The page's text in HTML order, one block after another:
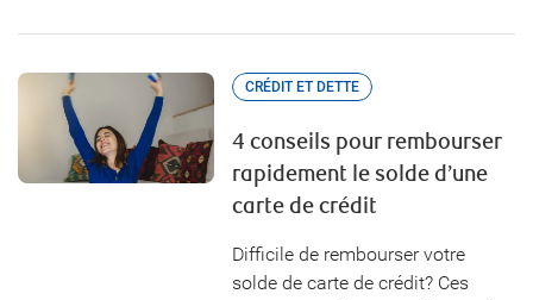
CRÉDIT ET DETTE
4 conseils pour rembourser
rapidement le solde d’une
carte de crédit
Difficile de rembourser votre
solde de carte de crédit? Ces